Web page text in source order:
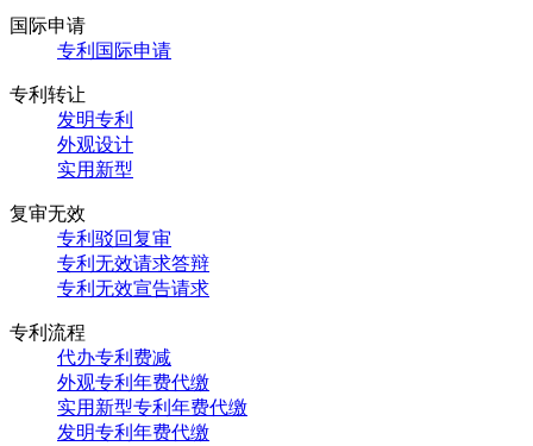
国际申请
专利国际申请
专利转让
发明专利
外观设计
实用新型
复审无效
专利驳回复审
专利无效请求答辩
专利无效宣告请求
专利流程
代办专利费减
外观专利年费代缴
实用新型专利年费代缴
发明专利年费代缴